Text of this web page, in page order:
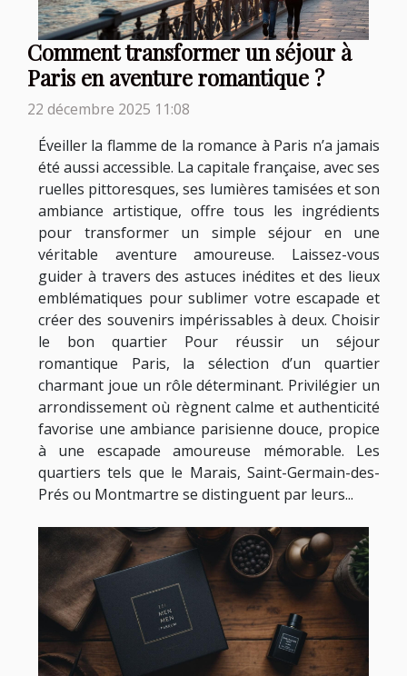
Comment transformer un séjour à
Paris en aventure romantique ?
22 décembre 2025 11:08
Éveiller la flamme de la romance à Paris n’a jamais
été aussi accessible. La capitale française, avec ses
ruelles pittoresques, ses lumières tamisées et son
ambiance artistique, offre tous les ingrédients
pour transformer un simple séjour en une
véritable aventure amoureuse. Laissez-vous
guider à travers des astuces inédites et des lieux
emblématiques pour sublimer votre escapade et
créer des souvenirs impérissables à deux. Choisir
le bon quartier Pour réussir un séjour
romantique Paris, la sélection d’un quartier
charmant joue un rôle déterminant. Privilégier un
arrondissement où règnent calme et authenticité
favorise une ambiance parisienne douce, propice
à une escapade amoureuse mémorable. Les
quartiers tels que le Marais, Saint-Germain-des-
Prés ou Montmartre se distinguent par leurs...